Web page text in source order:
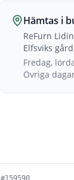
Hämtas i
ReFurn
Elfsviks
Fredag,
Övriga
#159590